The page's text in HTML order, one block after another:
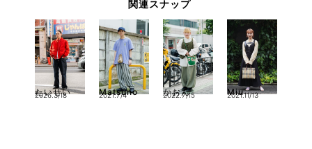
関連スナップ
たいせい
2026.3/18 Matsuno
2021.7/4 かおん
2022.7/15 Miu
2021.11/13